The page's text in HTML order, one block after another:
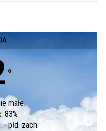
°
małe
83%
płd. zach.